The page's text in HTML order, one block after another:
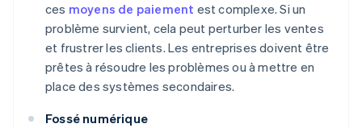
ces moyens de paiement est complexe. Si un
problème survient, cela peut perturber les ventes
et frustrer les clients. Les entreprises doivent être
prêtes à résoudre les problèmes ou à mettre en
place des systèmes secondaires.
Fossé numérique